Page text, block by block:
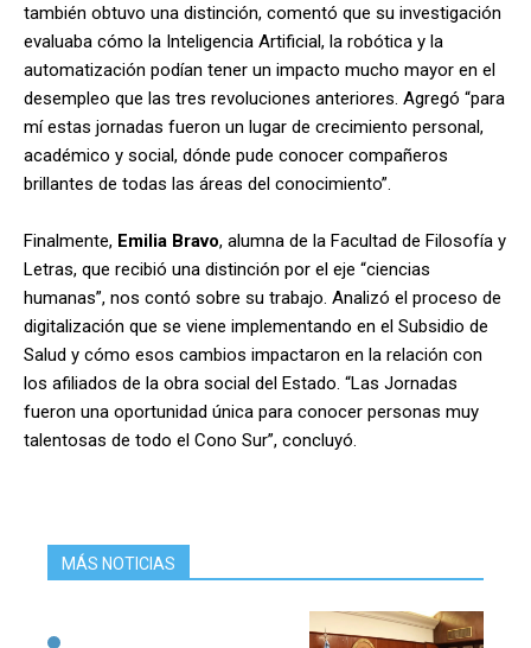
también obtuvo una distinción, comentó que su investigación
evaluaba cómo la Inteligencia Artificial, la robótica y la
automatización podían tener un impacto mucho mayor en el
desempleo que las tres revoluciones anteriores. Agregó “para
mí estas jornadas fueron un lugar de crecimiento personal,
académico y social, dónde pude conocer compañeros
brillantes de todas las áreas del conocimiento”.
Finalmente, Emilia Bravo, alumna de la Facultad de Filosofía y
Letras, que recibió una distinción por el eje “ciencias
humanas”, nos contó sobre su trabajo. Analizó el proceso de
digitalización que se viene implementando en el Subsidio de
Salud y cómo esos cambios impactaron en la relación con
los afiliados de la obra social del Estado. “Las Jornadas
fueron una oportunidad única para conocer personas muy
talentosas de todo el Cono Sur”, concluyó.
MÁS NOTICIAS